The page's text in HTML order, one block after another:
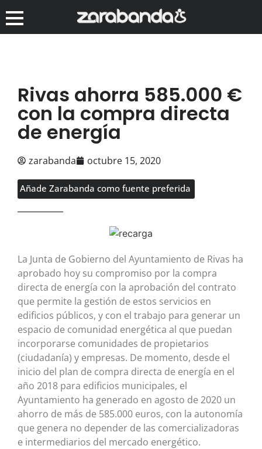
Rivas ahorra 585.000 €
con la compra directa
de energía
zarabanda octubre 15, 2020
Añade Zarabanda como fuente preferida
La Junta de Gobierno del Ayuntamiento de Rivas ha
aprobado hoy su compromiso por la compra
directa de energía con la aprobación del contrato
que permite la gestión de estos servicios en
edificios públicos, y con el trabajo para generar un
espacio de comunidad energética al que puedan
incorporarse comunidades de propietarios
(ciudadanía) y empresas. De momento, desde el
inicio del plan de compra directa de energía en el
año 2018 para edificios municipales, el
Ayuntamiento ha generado en agosto de 2020 un
ahorro de más de 585.000 euros, con la autonomía
que genera no depender de las comercializadoras
e intermediarios del mercado energético.